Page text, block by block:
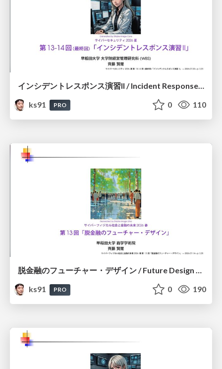
インシデントレスポンス演習II / Incident Response Exercise II
ks91
PRO 0 110
脱金融のフューチャー・デザイン / Future Design Beyond Finance
ks91
PRO 0 190